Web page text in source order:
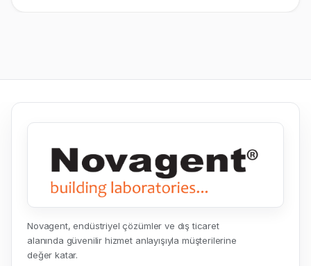
Novagent, endüstriyel çözümler ve dış ticaret
alanında güvenilir hizmet anlayışıyla müşterilerine
değer katar.